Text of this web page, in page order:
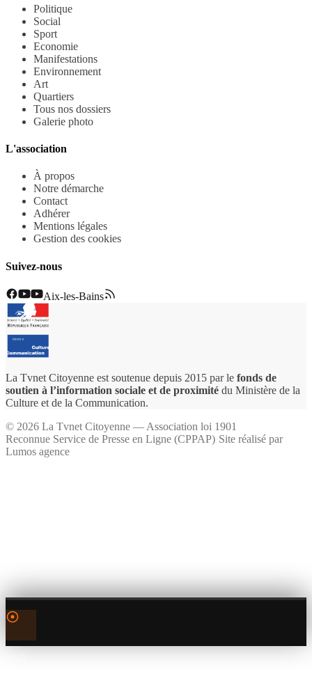
Politique
Social
Sport
Economie
Manifestations
Environnement
Art
Quartiers
Tous nos dossiers
Galerie photo
L'association
À propos
Notre démarche
Contact
Adhérer
Mentions légales
Gestion des cookies
Suivez-nous
Aix-les-Bains
La Tvnet Citoyenne est soutenue depuis 2015 par le fonds de
soutien à l’information sociale et de proximité du Ministère de la
Culture et de la Communication.
© 2026 La Tvnet Citoyenne — Association loi 1901
Reconnue Service de Presse en Ligne (CPPAP)·Site réalisé par
Lumos agence